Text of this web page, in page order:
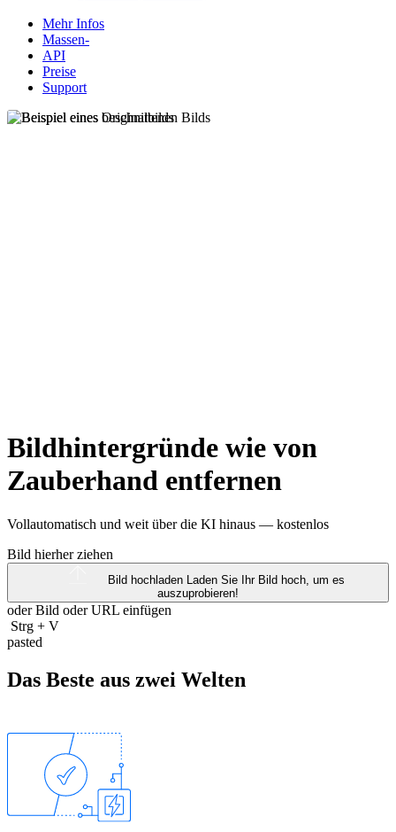
Mehr Infos
Massen-
API
Preise
Support
Bildhintergründe wie von
Zauberhand entfernen
Vollautomatisch und weit über die KI hinaus — kostenlos
Bild hierher ziehen
Bild hochladen Laden Sie Ihr Bild hoch, um es
auszuprobieren!
oder Bild oderURL einfügen
Strg + V
pasted
Das Beste aus zwei Welten